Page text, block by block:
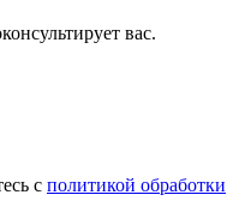
вас.
с политикой обработки